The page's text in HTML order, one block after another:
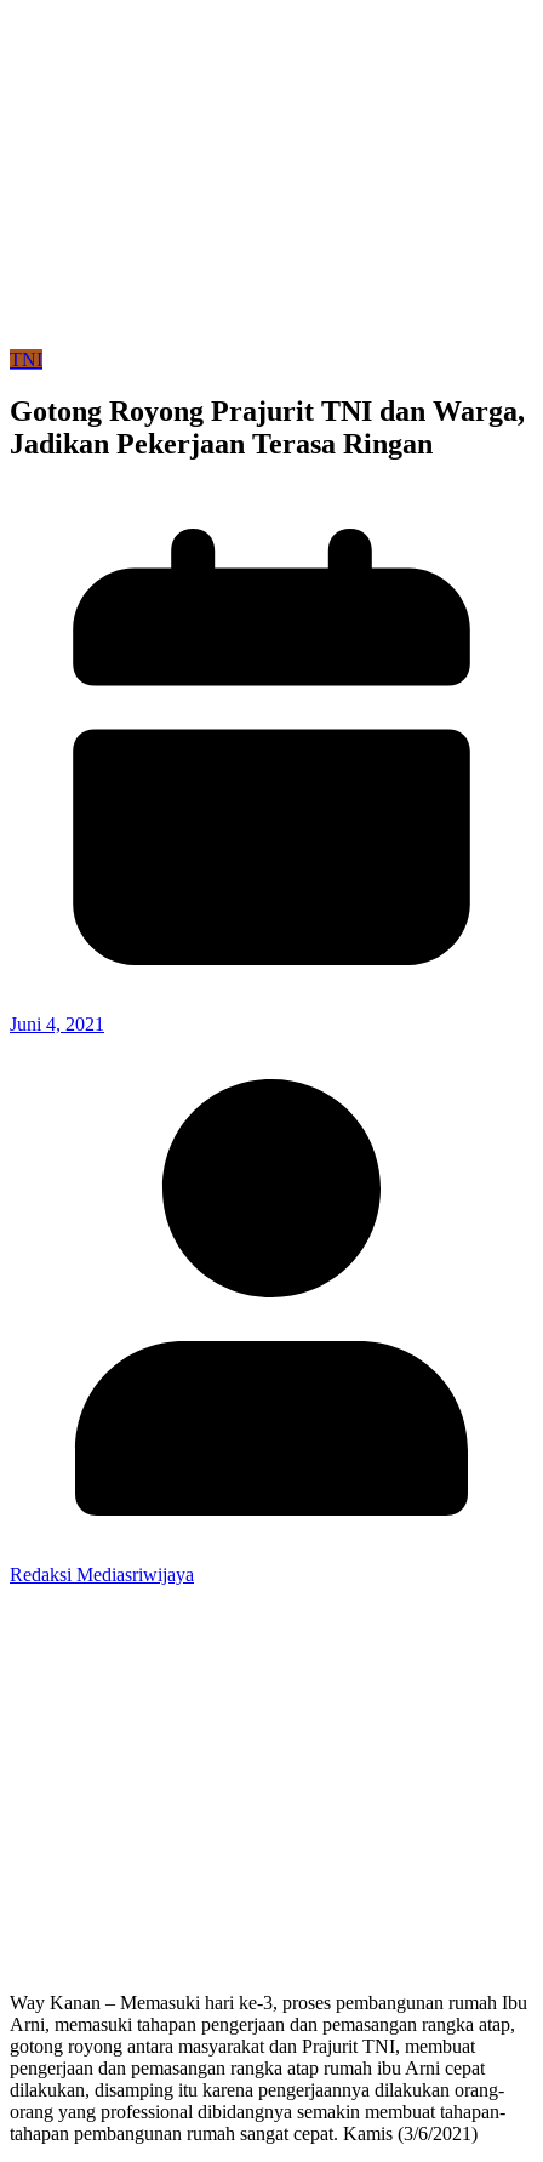
TNI
Gotong Royong Prajurit TNI dan Warga,
Jadikan Pekerjaan Terasa Ringan
Juni 4, 2021
Redaksi Mediasriwijaya
Way Kanan – Memasuki hari ke-3, proses pembangunan rumah Ibu
Arni, memasuki tahapan pengerjaan dan pemasangan rangka atap,
gotong royong antara masyarakat dan Prajurit TNI, membuat
pengerjaan dan pemasangan rangka atap rumah ibu Arni cepat
dilakukan, disamping itu karena pengerjaannya dilakukan orang-
orang yang professional dibidangnya semakin membuat tahapan-
tahapan pembangunan rumah sangat cepat. Kamis (3/6/2021)